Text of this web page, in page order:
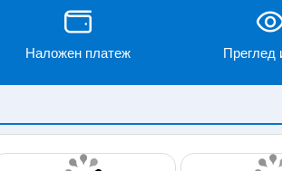
Наложен платеж Преглед